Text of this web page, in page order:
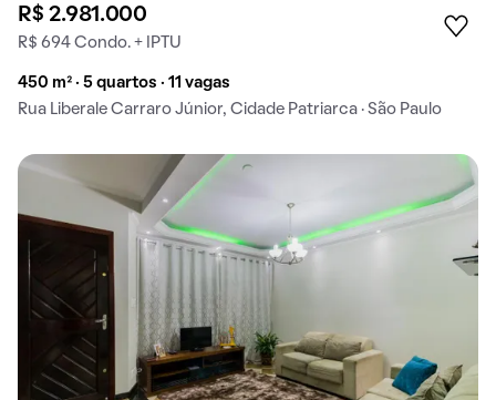
R$ 2.981.000
R$ 694 Condo. + IPTU
450 m² · 5 quartos · 11 vagas
Rua Liberale Carraro Júnior, Cidade Patriarca · São Paulo